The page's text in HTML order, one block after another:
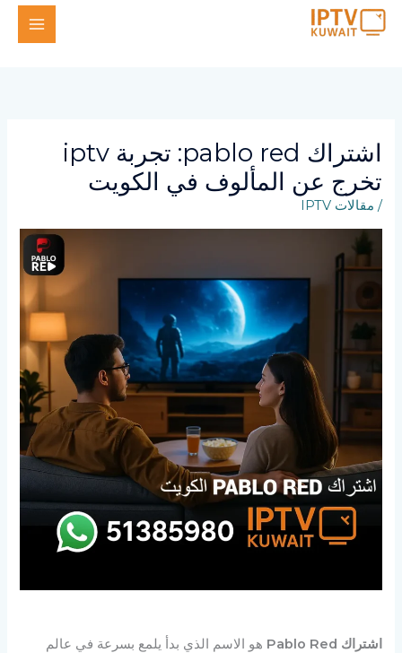
تخطي
إلى
اشتراك pablo red: تجربة iptv
تخرج عن المألوف في الكويت
/ مقالات IPTV
اشتراك Pablo Red
هو الاسم الذي بدأ يلمع بسرعة في عالم